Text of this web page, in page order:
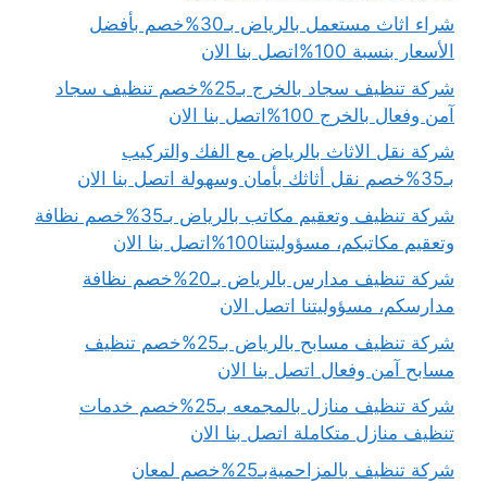
شراء اثاث مستعمل بالرياض بـ30%خصم بأفضل
الأسعار بنسبة 100%اتصل بنا الان
شركة تنظيف سجاد بالخرج بـ25%خصم تنظيف سجاد
آمن وفعال بالخرج 100%اتصل بنا الان
شركة نقل الاثاث بالرياض مع الفك والتركيب
بـ35%خصم نقل أثاثك بأمان وسهولة اتصل بنا الان
شركة تنظيف وتعقيم مكاتب بالرياض بـ35%خصم نظافة
وتعقيم مكاتبكم، مسؤوليتنا100%اتصل بنا الان
شركة تنظيف مدارس بالرياض بـ20%خصم نظافة
مدارسكم، مسؤوليتنا اتصل الان
شركة تنظيف مسابح بالرياض بـ25%خصم تنظيف
مسابح آمن وفعال اتصل بنا الان
شركة تنظيف منازل بالمجمعه بـ25%خصم خدمات
تنظيف منازل متكاملة اتصل بنا الان
شركة تنظيف بالمزاحميةبـ25%خصم لمعان